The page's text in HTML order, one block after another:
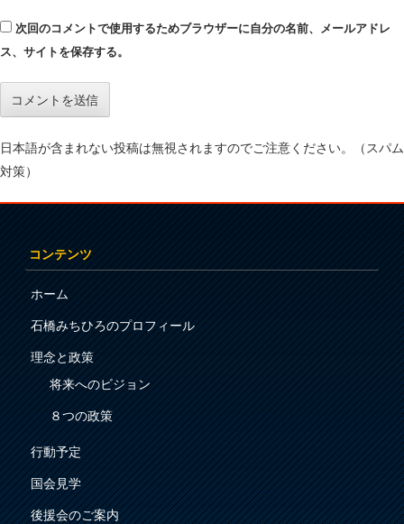
次回のコメントで使用するためブラウザーに自分の名前、メールアドレ
ス、サイトを保存する。
日本語が含まれない投稿は無視されますのでご注意ください。（スパム
対策）
コンテンツ
ホーム
石橋みちひろのプロフィール
理念と政策
将来へのビジョン
８つの政策
行動予定
国会見学
後援会のご案内